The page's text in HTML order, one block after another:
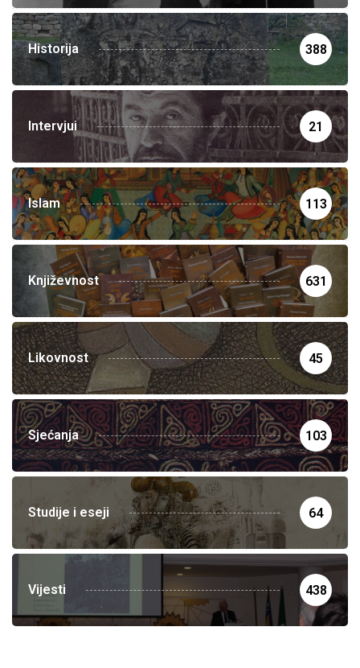
Historija 388
Intervjui 21
Islam 113
Književnost 631
Likovnost 45
Sjećanja 103
Studije i eseji 64
Vijesti 438